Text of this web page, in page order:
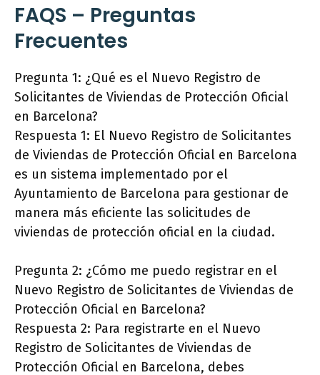
FAQS – Preguntas
Frecuentes
Pregunta 1: ¿Qué es el Nuevo Registro de
Solicitantes de Viviendas de Protección Oficial
en Barcelona?
Respuesta 1: El Nuevo Registro de Solicitantes
de Viviendas de Protección Oficial en Barcelona
es un sistema implementado por el
Ayuntamiento de Barcelona para gestionar de
manera más eficiente las solicitudes de
viviendas de protección oficial en la ciudad.
Pregunta 2: ¿Cómo me puedo registrar en el
Nuevo Registro de Solicitantes de Viviendas de
Protección Oficial en Barcelona?
Respuesta 2: Para registrarte en el Nuevo
Registro de Solicitantes de Viviendas de
Protección Oficial en Barcelona, debes